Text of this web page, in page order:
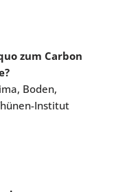
zum Carbon
Boden,
Institut